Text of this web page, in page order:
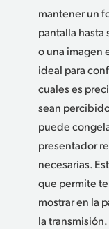
mantener un
pantalla
o una imagen
ideal para
cuales es
sean
puede
presentador
necesarias.
que permite
mostrar en la
la transmisión.